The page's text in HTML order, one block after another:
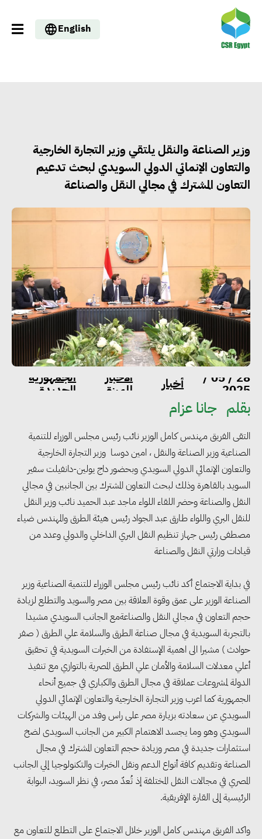
English
وزير الصناعة والنقل يلتقي وزير التجارة الخارجية
والتعاون الإنمائي الدولي السويدي لبحث تدعيم
التعاون المشترك في مجالي النقل والصناعة
28 / 05 /
2025 أخبار الاخبار
المميزة
الجمهورية
الجديدة
بقلم جانا عزام
التقى الفريق مهندس كامل الوزير نائب رئيس مجلس الوزراء للتنمية
الصناعية وزير الصناعة والنقل ، امين دوسا وزير التجارة الخارجية
والتعاون الإنمائي الدولي السويدي وبحضور داج يولين-دانفيلت سفير
السويد بالقاهرة وذلك لبحث التعاون المشترك بين الجانبين في مجالي
النقل والصناعة وحضر اللقاء اللواء ماجد عبد الحميد نائب وزير النقل
للنقل البري واللواء طارق عبد الجواد رئيس هيئة الطرق والمهندس ضياء
مصطفى رئيس جهاز تنظيم النقل البري الداخلي والدولي وعدد من
قيادات وزارتي النقل والصناعة
في بداية الاجتماع أكد نائب رئيس مجلس الوزراء للتنمية الصناعية وزير
الصناعة الوزير على عمق وقوة العلاقة بين مصر والسويد والتطلع لزيادة
حجم التعاون في مجالي النقل والصناعةمع الجانب السويدي مشيدا
بالتجربة السويدية في مجال صناعة الطرق والسلامة علي الطرق ( صفر
حوادث ) مشيرا الى اهمية الإستفادة من الخبرات السويدية في تحقيق
أعلي معدلات السلامة والأمان علي الطرق المصرية بالتوازي مع تنفيذ
الدولة لمشروعات عملاقة في مجال الطرق والكباري في جميع أنحاء
الجمهورية كما اعرب وزير التجارة الخارجية والتعاون الإنمائي الدولي
السويدي عن سعادته بزيارة مصر على راس وفد من الهيئات والشركات
السويدي وهو وما يجسد الاهتمام الكبير من الجانب السويدى لضخ
استثمارات جديدة في مصر وزيادة حجم التعاون المشترك في مجال
الصناعة وتقديم كافة أنواع الدعم ونقل الخبرات والتكنولوجيا إلي الجانب
المصري في مجالات النقل المختلفة إذ تُعدّ مصر، في نظر السويد، البوابة
الرئيسية إلى القارة الإفريقية.
واكد الفريق مهندس كامل الوزير خلال الاجتماع على التطلع للتعاون مع